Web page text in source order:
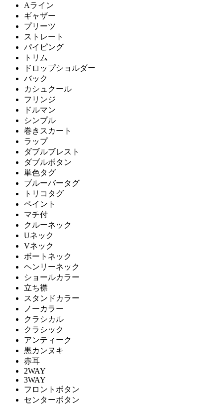
Aライン
ギャザー
プリーツ
ストレート
パイピング
トリム
ドロップショルダー
バック
カシュクール
フリンジ
ドルマン
シンプル
巻きスカート
ラップ
ダブルブレスト
ダブルボタン
単色タグ
ブルーバータグ
トリコタグ
ペイント
マチ付
クルーネック
Uネック
Vネック
ボートネック
ヘンリーネック
ショールカラー
立ち襟
スタンドカラー
ノーカラー
クラシカル
クラシック
アンティーク
黒カンヌキ
赤耳
2WAY
3WAY
フロントボタン
センターボタン